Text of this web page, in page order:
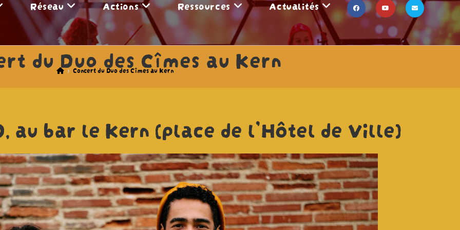
Réseau Actions Ressources Actualités
du Duo des Cîmes au Kern
> Concert du Duo des Cîmes au Kern
au bar le Kern (place de l’Hôtel de Ville)